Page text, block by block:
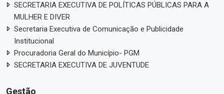
SECRETARIA EXECUTIVA DE POLÍTICAS PÚBLICAS PARA A
MULHER E DIVER
Secretaria Executiva de Comunicação e Publicidade
Institucional
Procuradoria Geral do Município- PGM
SECRETARIA EXECUTIVA DE JUVENTUDE
Gestão